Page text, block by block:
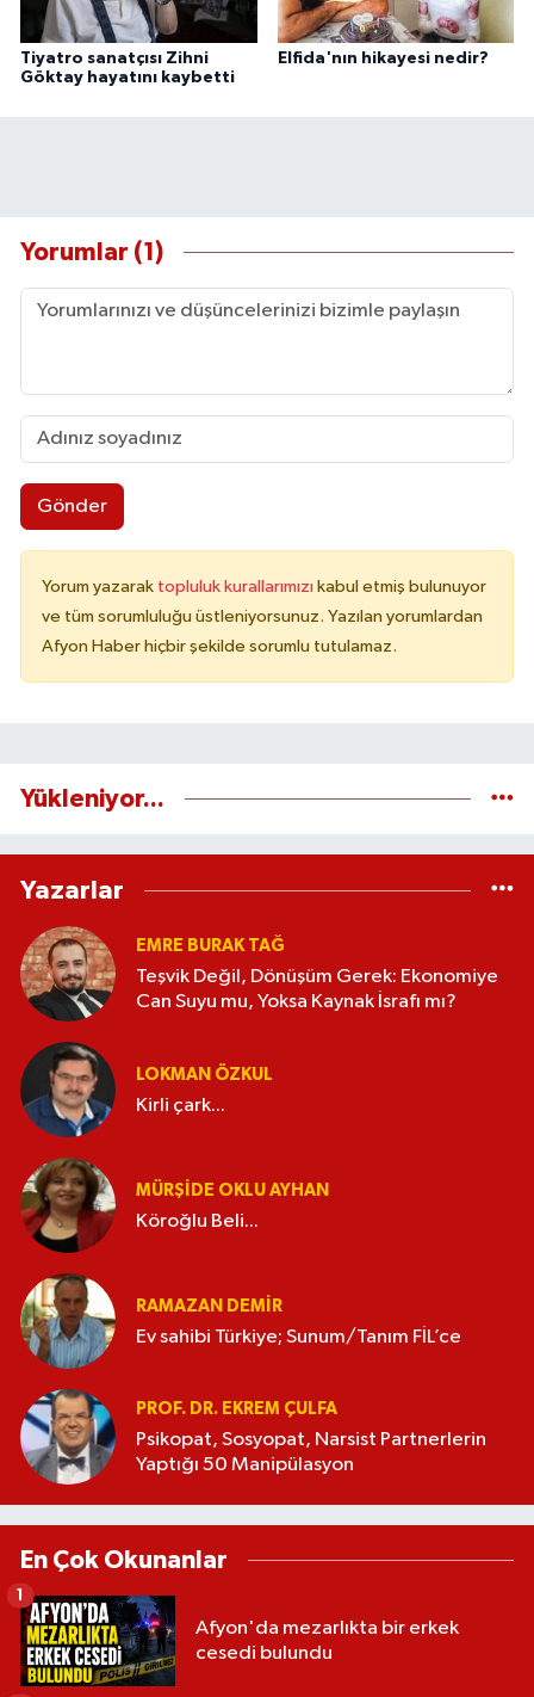
Tiyatro sanatçısı Zihni
Göktay hayatını kaybetti
Elfida'nın hikayesi nedir?
Yorumlar (1)
Gönder
Yorum yazarak topluluk kurallarımızı kabul etmiş bulunuyor
ve tüm sorumluluğu üstleniyorsunuz. Yazılan yorumlardan
Afyon Haber hiçbir şekilde sorumlu tutulamaz.
Yükleniyor...
Yazarlar
EMRE BURAK TAĞ
Teşvik Değil, Dönüşüm Gerek: Ekonomiye
Can Suyu mu, Yoksa Kaynak İsrafı mı?
LOKMAN ÖZKUL
Kirli çark...
MÜRŞIDE OKLU AYHAN
Köroğlu Beli...
RAMAZAN DEMİR
Ev sahibi Türkiye; Sunum/Tanım FİL’ce
PROF. DR. EKREM ÇULFA
Psikopat, Sosyopat, Narsist Partnerlerin
Yaptığı 50 Manipülasyon
En Çok Okunanlar
Afyon'da mezarlıkta bir erkek
cesedi bulundu
1